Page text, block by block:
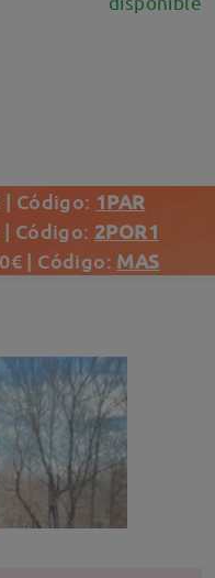
| Código: 1PAR
Código: 2POR1
| Código: MAS